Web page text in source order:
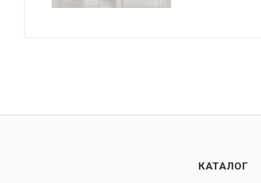
КАТАЛОГ